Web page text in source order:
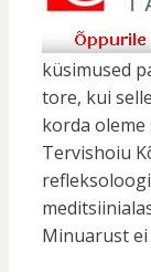
küsimused
tore, kui
korda
Tervishoiu
Minuarust ei